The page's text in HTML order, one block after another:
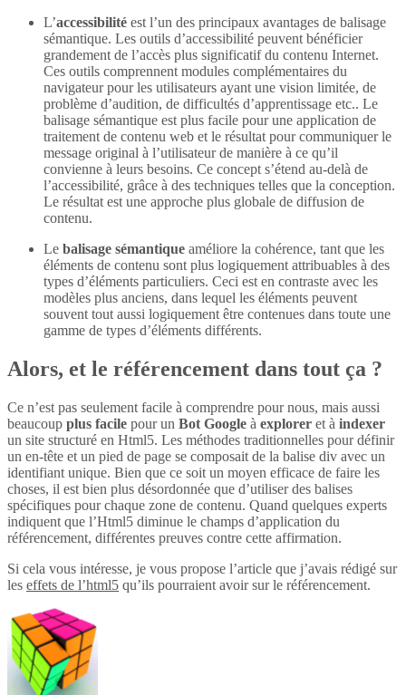
L’accessibilité est l’un des principaux avantages de balisage
sémantique. Les outils d’accessibilité peuvent bénéficier
grandement de l’accès plus significatif du contenu Internet.
Ces outils comprennent modules complémentaires du
navigateur pour les utilisateurs ayant une vision limitée, de
problème d’audition, de difficultés d’apprentissage etc.. Le
balisage sémantique est plus facile pour une application de
traitement de contenu web et le résultat pour communiquer le
message original à l’utilisateur de manière à ce qu’il
convienne à leurs besoins. Ce concept s’étend au-delà de
l’accessibilité, grâce à des techniques telles que la conception.
Le résultat est une approche plus globale de diffusion de
contenu.
Le balisage sémantique améliore la cohérence, tant que les
éléments de contenu sont plus logiquement attribuables à des
types d’éléments particuliers. Ceci est en contraste avec les
modèles plus anciens, dans lequel les éléments peuvent
souvent tout aussi logiquement être contenues dans toute une
gamme de types d’éléments différents.
Alors, et le référencement dans tout ça ?
Ce n’est pas seulement facile à comprendre pour nous, mais aussi
beaucoup plus facile pour un Bot Google à explorer et à indexer
un site structuré en Html5. Les méthodes traditionnelles pour définir
un en-tête et un pied de page se composait de la balise div avec un
identifiant unique. Bien que ce soit un moyen efficace de faire les
choses, il est bien plus désordonnée que d’utiliser des balises
spécifiques pour chaque zone de contenu. Quand quelques experts
indiquent que l’Html5 diminue le champs d’application du
référencement, différentes preuves contre cette affirmation.
Si cela vous intéresse, je vous propose l’article que j’avais rédigé sur
les effets de l’html5 qu’ils pourraient avoir sur le référencement.